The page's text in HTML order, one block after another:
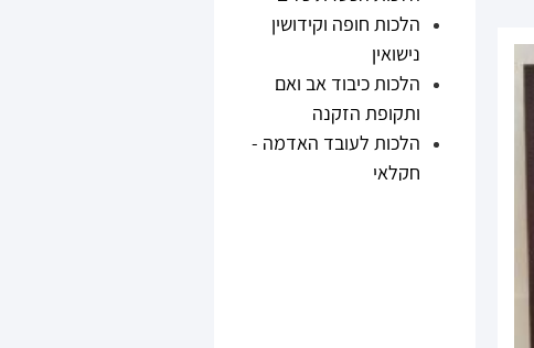
הלכות חופה וקידושין
נישואין
הלכות כיבוד אב ואם
ותקופת הזקנה
הלכות לעובד האדמה -
חקלאי